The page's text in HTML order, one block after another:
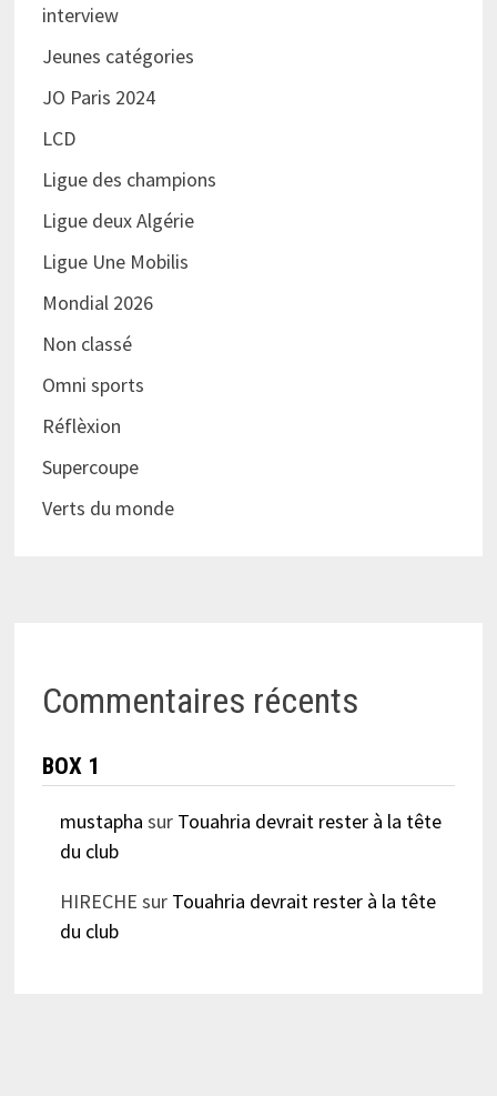
interview
Jeunes catégories
JO Paris 2024
LCD
Ligue des champions
Ligue deux Algérie
Ligue Une Mobilis
Mondial 2026
Non classé
Omni sports
Réflèxion
Supercoupe
Verts du monde
Commentaires récents
BOX 1
mustapha sur Touahria devrait rester à la tête
du club
HIRECHE sur Touahria devrait rester à la tête
du club